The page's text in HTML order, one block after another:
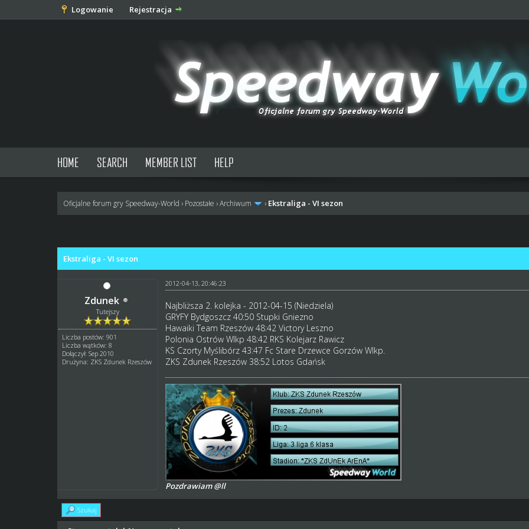
Logowanie Rejestracja
HOME SEARCH MEMBER LIST HELP
Oficjalne forum gry Speedway-World › Pozostałe ›Archiwum › Ekstraliga - VI sezon
Ekstraliga - VI sezon
Zdunek
Tutejszy
Liczba postów: 901
Liczba wątków: 8
Dołączył: Sep 2010
Drużyna: ZKS Zdunek Rzeszów
2012-04-13, 20:46:23
Najbliższa 2. kolejka - 2012-04-15 (Niedziela)
GRYFY Bydgoszcz 40:50 Stupki Gniezno
Hawaiki Team Rzeszów 48:42 Victory Leszno
Polonia Ostrów Wlkp 48:42 RKS Kolejarz Rawicz
KS Czorty Myślibórz 43:47 Fc Stare Drzewce Gorzów Wlkp.
ZKS Zdunek Rzeszów 38:52 Lotos Gdańsk
Pozdrawiam @ll
Szukaj